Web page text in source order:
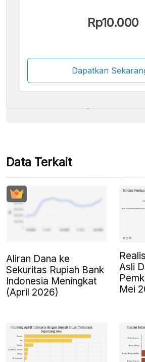
Rp10.000
Dapatkan
Kami menerima
Beberapa metode pembayaran
Data Terkait
Aliran Dana ke
Sekuritas Rupiah Bank
Indonesia Meningkat
(April 2026)
Asli
Mei